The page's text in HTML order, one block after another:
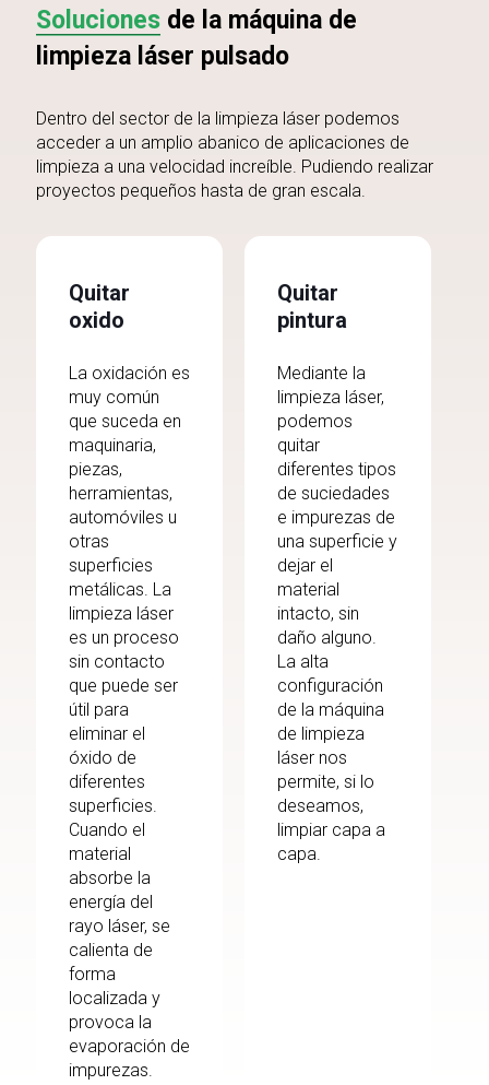
Soluciones de la máquina de
limpieza láser pulsado
Dentro del sector de la limpieza láser podemos
acceder a un amplio abanico de aplicaciones de
limpieza a una velocidad increíble. Pudiendo realizar
proyectos pequeños hasta de gran escala.
Quitar
oxido
La oxidación es
muy común
que suceda en
maquinaria,
piezas,
herramientas,
automóviles u
otras
superficies
metálicas. La
limpieza láser
es un proceso
sin contacto
que puede ser
útil para
eliminar el
óxido de
diferentes
superficies.
Cuando el
material
absorbe la
energía del
rayo láser, se
calienta de
forma
localizada y
provoca la
evaporación de
impurezas.
Quitar
pintura
Mediante la
limpieza láser,
podemos
quitar
diferentes tipos
de suciedades
e impurezas de
una superficie y
dejar el
material
intacto, sin
daño alguno.
La alta
configuración
de la máquina
de limpieza
láser nos
permite, si lo
deseamos,
limpiar capa a
capa.